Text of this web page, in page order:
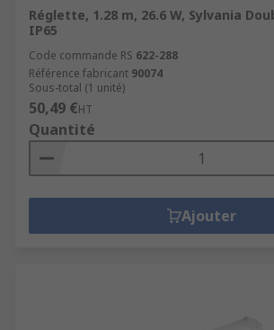
Réglette, 1.28 m, 26.6 W, Sylvania
IP65
Code commande RS 622-288
Référence fabricant 90074
Sous-total (1 unité)
50,49 €HT
Quantité
Ajouter